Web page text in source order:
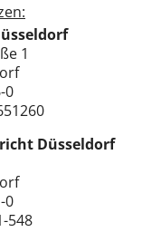
1
0
Düsseldorf
0
548